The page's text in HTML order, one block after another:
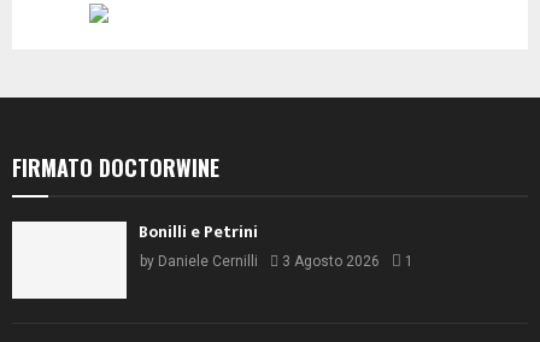
FIRMATO DOCTORWINE
Bonilli e Petrini
by Daniele Cernilli 3 Agosto 2026 1